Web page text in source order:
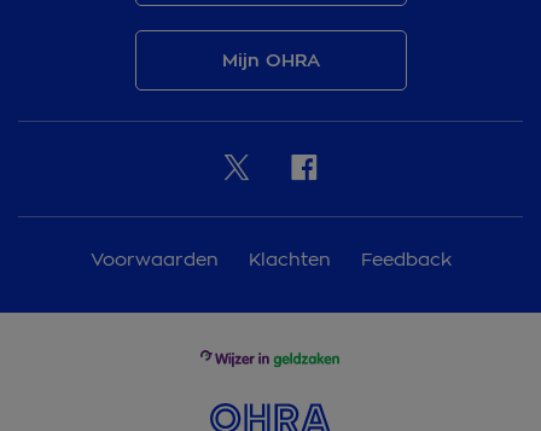
Mijn OHRA
Voorwaarden Klachten Feedback